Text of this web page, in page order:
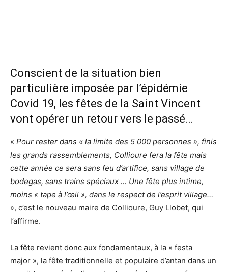
Conscient de la situation bien
particulière imposée par l’épidémie
Covid 19, les fêtes de la Saint Vincent
vont opérer un retour vers le passé…
« Pour rester dans « la limite des 5 000 personnes », finis
les grands rassemblements, Collioure fera la fête mais
cette année ce sera sans feu d’artifice, sans village de
bodegas, sans trains spéciaux … Une fête plus intime,
moins « tape à l’œil », dans le respect de l’esprit village…
», c’est le nouveau maire de Collioure, Guy Llobet, qui
l’affirme.
La fête revient donc aux fondamentaux, à la « festa
major », la fête traditionnelle et populaire d’antan dans un